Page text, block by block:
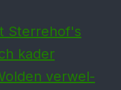
Sterrehof's
kader
verwel­